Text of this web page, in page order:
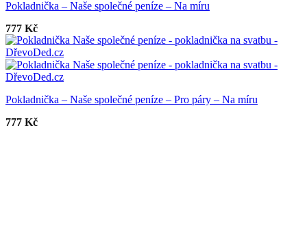
Pokladnička – Naše společné peníze – Na míru
777 Kč
Pokladnička – Naše společné peníze – Pro páry – Na míru
777 Kč